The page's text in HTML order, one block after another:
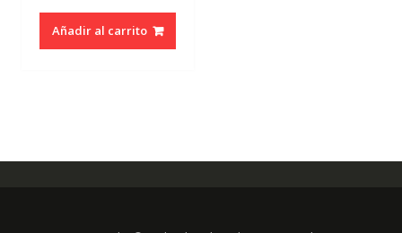
Añadir al carrito